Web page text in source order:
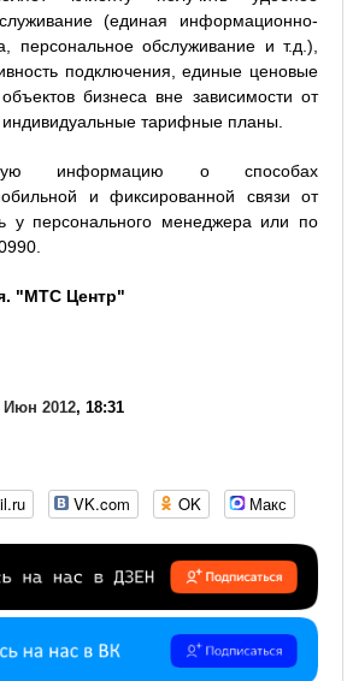
(единая информационно-
персональное обслуживание и т.д.),
подключения, единые ценовые
бизнеса вне зависимости от
тарифные планы.
информацию о способах
и фиксированной связи от
у персонального менеджера или по
"МТС Центр"
Июн 2012, 18:31
VK.com OK Макс